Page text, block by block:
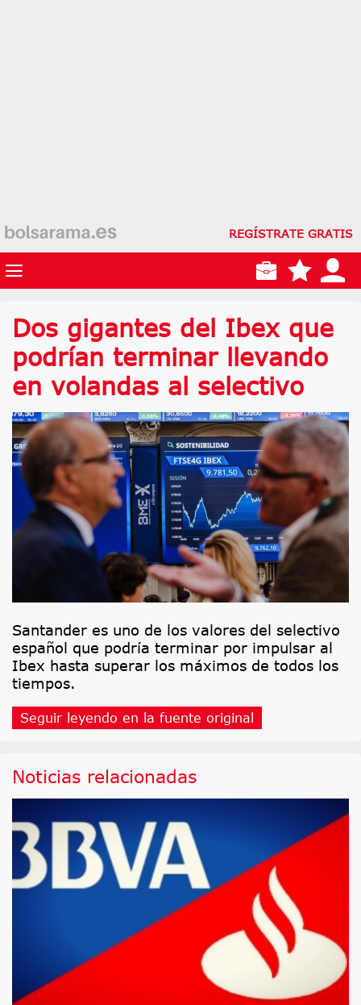
REGÍSTRATE GRATIS
Dos gigantes del Ibex que
podrían terminar llevando
en volandas al selectivo
Santander es uno de los valores del selectivo
español que podría terminar por impulsar al
Ibex hasta superar los máximos de todos los
tiempos.
Seguir leyendo en la fuente original
Noticias relacionadas